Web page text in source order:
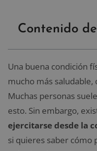
Contenido
Una buena condición
mucho más saludable,
Muchas personas
esto. Sin embargo,
ejercitarse desde la
si quieres saber cómo